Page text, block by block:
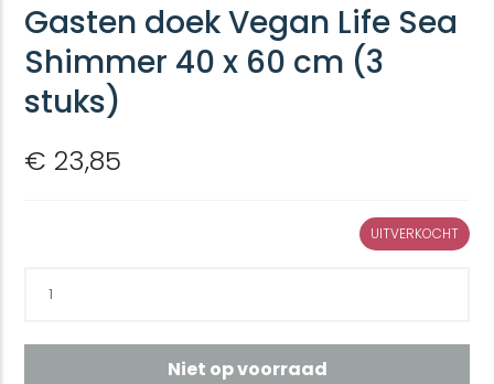
Gasten doek Vegan Life Sea
Shimmer 40 x 60 cm (3
stuks)
€ 23,85
UITVERKOCHT
Niet op voorraad